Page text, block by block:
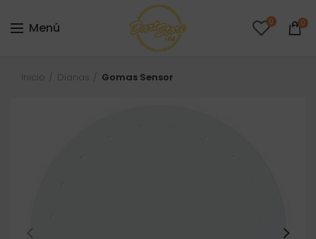
Menú 0 0
Inicio Dianas Gomas Sensor